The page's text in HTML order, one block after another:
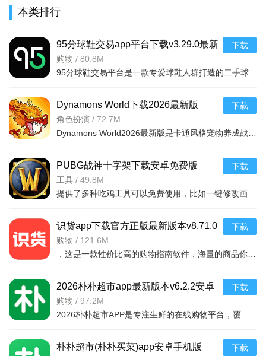
通过打副本。玩家可以通过打副本（包括普通模式和困难模
式）来获得万能碎片，难度越高的副本掉落碎片的数量也越多。
包含万能碎片的奖励。完成活动任务即可获得碎片。
购买。玩家可以在游戏商城中花费游戏币或真实货币购买万
能碎片。这是一种快速获取碎片的方式。
登录奖励。玩家每天登录游戏时，可以领取登录奖励，其中
可能包含万能碎片。
片。
本类排行
95分球鞋交易app平台下载v3.29.0最新
版
购物 / 80.8M
下载
Dynamons World下载2026最新版
v1.12.62 安卓版
角色扮演 / 72.7M
下载
PUBG战神十字架下载安卓免费版
v7.68.0安卓免费版
工具 / 49.8M
下载
识货app下载官方正版最新版本v8.71.0
安卓版
购物 / 121.6M
下载
2026朴朴超市app最新版本v6.2.2安卓
最新版
购物 / 97.2M
下载
朴朴超市(朴朴买菜)app安卓手机版
下载